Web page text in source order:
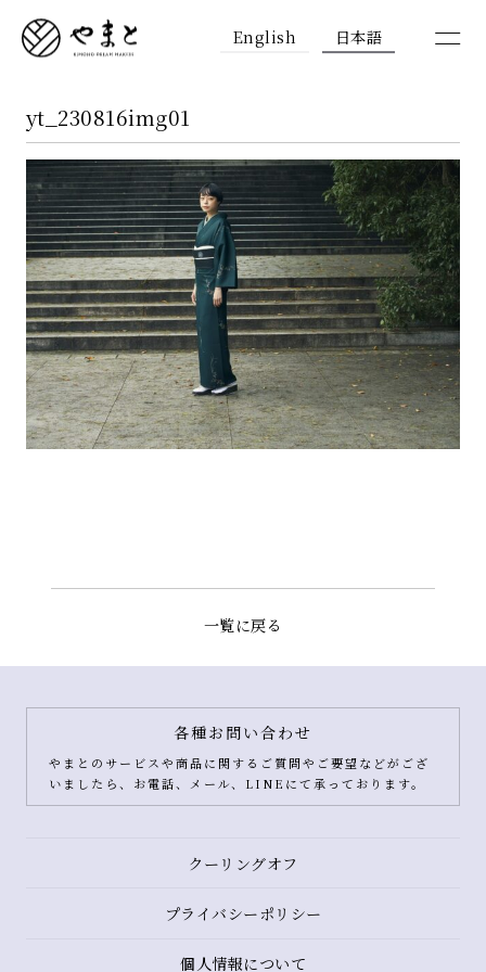
English 日本語
yt_230816img01
一覧に戻る
各種お問い合わせ
やまとのサービスや商品に関するご質問やご要望などがござ
いましたら、お電話、メール、LINEにて承っております。
クーリングオフ
プライバシーポリシー
個人情報について